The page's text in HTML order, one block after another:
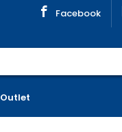
Facebook
Outlet